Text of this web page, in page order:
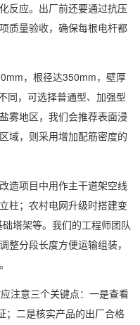
反应。出厂前还要通过抗压
质量验收，确保每根电杆都
，根径达350mm，壁厚
同，可选择普通型、加强型
雾地区，我们会推荐表面浸
域，则采用增加配筋密度的
项目中用作主干道架空线
柱；农村电网升级时搭建变
塔架等。我们的工程师团队
整分段长度方便运输组装，
意三个关键点：一是查看
；二是核实产品的出厂合格